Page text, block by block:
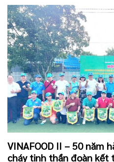
VINAFOOD II – 50 năm
cháy tinh thần đoàn kết